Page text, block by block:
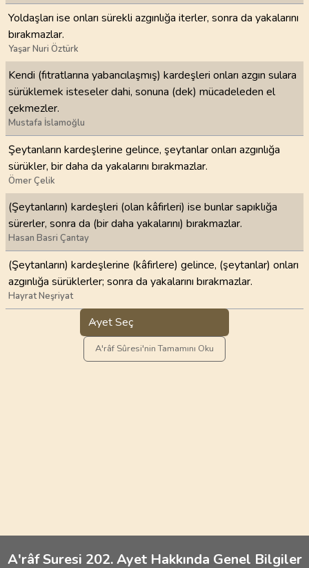
Yoldaşları ise onları sürekli azgınlığa iterler, sonra da yakalarını
bırakmazlar.
Yaşar Nuri Öztürk
Kendi (fıtratlarına yabancılaşmış) kardeşleri onları azgın sulara
sürüklemek isteseler dahi, sonuna (dek) mücadeleden el
çekmezler.
Mustafa İslamoğlu
Şeytanların kardeşlerine gelince, şeytanlar onları azgınlığa
sürükler, bir daha da yakalarını bırakmazlar.
Ömer Çelik
(Şeytanların) kardeşleri (olan kâfirleri) ise bunlar sapıklığa
sürerler, sonra da (bir daha yakalarını) bırakmazlar.
Hasan Basri Çantay
(Şeytanların) kardeşlerine (kâfirlere) gelince, (şeytanlar) onları
azgınlığa sürüklerler; sonra da yakalarını bırakmazlar.
Hayrat Neşriyat
Ayet Seç
A'râf Sûresi'nin Tamamını Oku
A'râf Suresi 202. Ayet Hakkında Genel Bilgiler